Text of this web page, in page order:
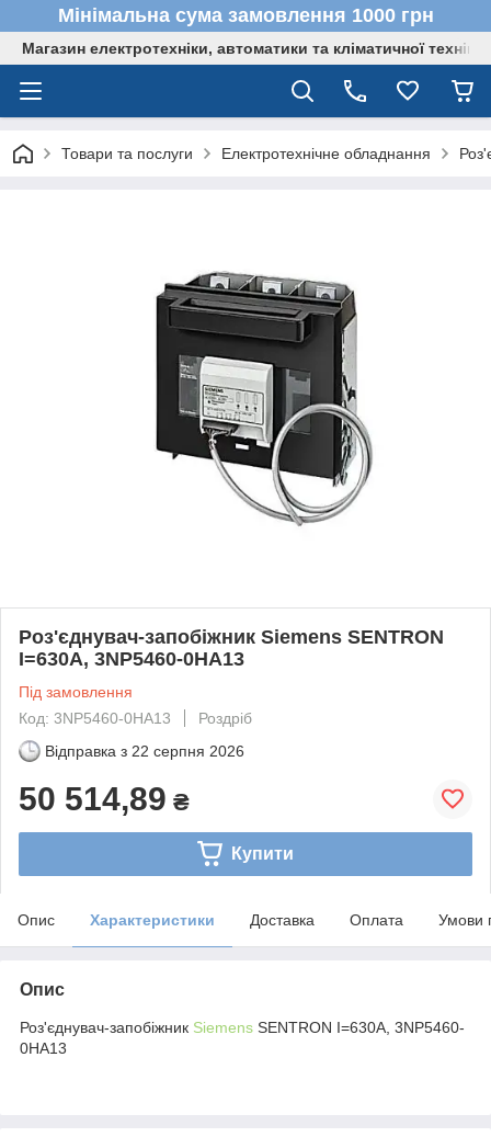
Мінімальна сума замовлення 1000 грн
Магазин електротехніки, автоматики та кліматичної техніки
Товари та послуги Електротехнічне обладнання
Роз'єднувач-запобіжник Siemens SENTRON
I=630A, 3NP5460-0HA13
Під замовлення
Код: 3NP5460-0HA13
Роздріб
Відправка з 22 серпня 2026
50 514,89 ₴
Купити
Опис Характеристики Доставка Оплата Умови
Опис
Роз'єднувач-запобіжник Siemens SENTRON I=630A, 3NP5460-
0HA13